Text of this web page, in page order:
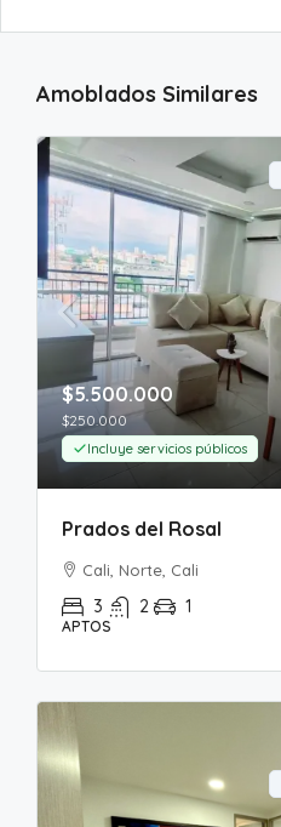
Amoblados Similares
$5.500.000
$250.000
Incluye servicios públicos
Prados del Rosal
Cali, Norte, Cali
3 2 1
APTOS